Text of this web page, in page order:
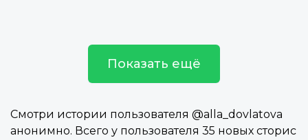
Показать ещё
Смотри истории пользователя @alla_dovlatova
анонимно. Всего у пользователя 35 новых сторис